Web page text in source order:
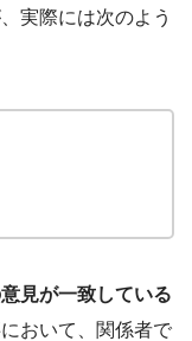
実際には次のよう
見が一致している
おいて、関係者で